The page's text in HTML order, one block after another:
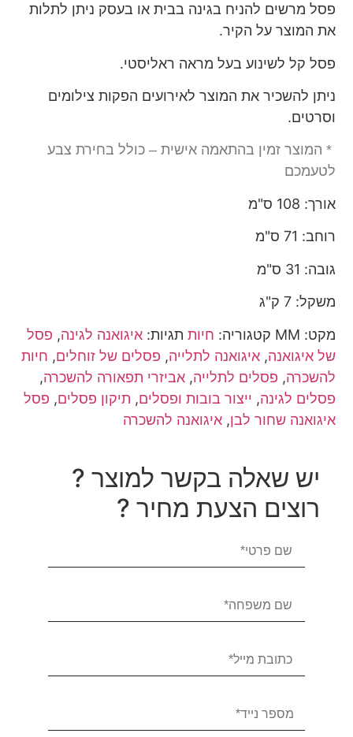
פסל מרשים להניח בגינה בבית או בעסק ניתן לתלות
את המוצר על הקיר.
פסל קל לשינוע בעל מראה ראליסטי.
ניתן להשכיר את המוצר לאירועים הפקות צילומים
וסרטים.
* המוצר זמין בהתאמה אישית – כולל בחירת צבע
לטעמכם
אורך: 108 ס"מ
רוחב: 71 ס"מ
גובה: 31 ס"מ
משקל: 7 ק"ג
מקט: MM קטגוריה: חיות תגיות: איגואנה לגינה, פסל
של איגואנה,איגואנה לתלייה, פסלים של זוחלים, חיות
להשכרה, פסלים לתלייה,אביזרי תפאורה להשכרה,
פסלים לגינה, ייצור בובות ופסלים, תיקון פסלים, פסל
איגואנה שחור לבן,איגואנה להשכרה
יש שאלה בקשר למוצר ?
רוצים הצעת מחיר ?